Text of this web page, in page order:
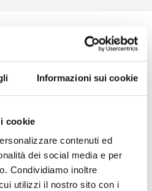
Informazioni sui cookie
cookie
contenuti ed
dei social media e per
Condividiamo inoltre
utilizzi il nostro sito con i